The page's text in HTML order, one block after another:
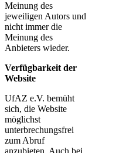
Meinung des
jeweiligen Autors und
nicht immer die
Meinung des
Anbieters wieder.
Verfügbarkeit der
Website
UfAZ e.V. bemüht
sich, die Website
möglichst
unterbrechungsfrei
zum Abruf
anzubieten. Auch bei